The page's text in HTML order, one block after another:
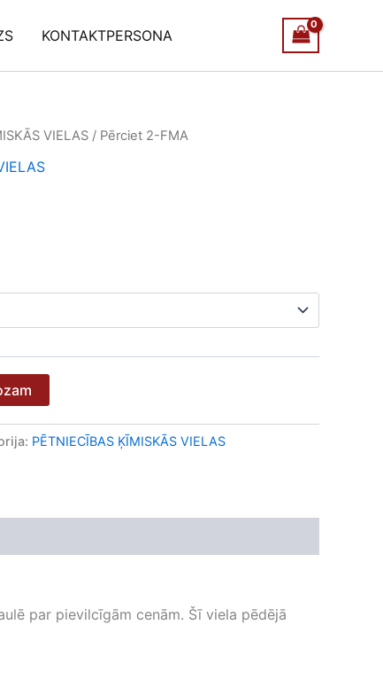
KONTAKTPERSONA
VIELAS / Pērciet 2-FMA
PĒTNIECĪBAS ĶĪMISKĀS VIELAS
par pievilcīgām cenām. Šī viela pēdējā